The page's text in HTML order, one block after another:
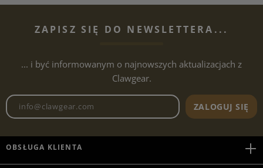
ZAPISZ SIĘ DO NEWSLETTERA...
... i być informowanym o najnowszych aktualizacjach z
Clawgear.
Adres e-mailowy biuletynu
ZALOGUJ SIĘ
OBSŁUGA KLIENTA